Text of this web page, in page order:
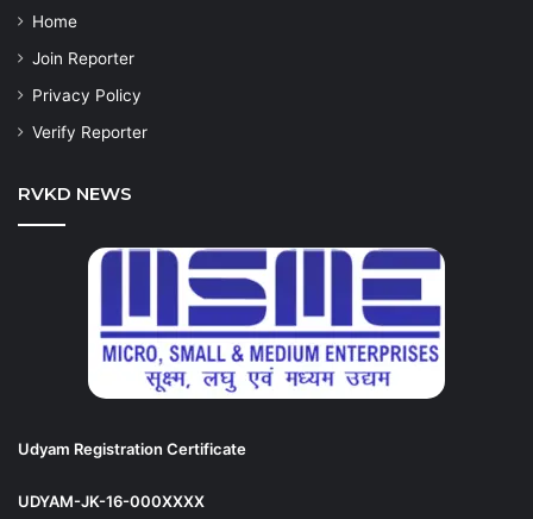
Home
Join Reporter
Privacy Policy
Verify Reporter
RVKD NEWS
Udyam Registration Certificate
UDYAM-JK-16-000XXXX